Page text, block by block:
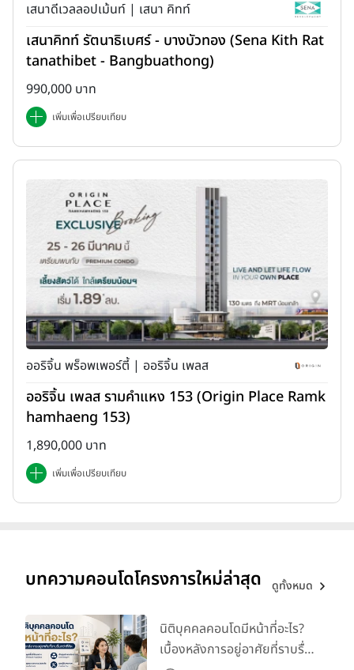
เรื่องวิวเรียกได้ว่าเป็นจุดเด่นและเป็นข้อได้เปรียบของคอนโดมากกว่าบ้าน
แน่นอน ถ้าความสุขของคุณคือการนั่งชื่นชมวิวเมือง หรือแสงไฟยาม
ค่ำคืนจากที่สูง หรือการชมวิวโค้งน้ำเจ้าพระยาสวยๆ คุณคงต้องเลือกซื้อ
คอนโดแล้วล่ะ ส่วนบ้านถ้าซื้อเป็นบ้านที่มีบริเวณพื้นที่รอบบ้านก็คงพอจะ
เนรมิตวิวสวนสีเขียวเล็กๆ ไว้ดูเล่นให้พอได้ชุ่มชื่นหัวใจได้อยู้บ้าง แต่วิว
เมืองคงไม่ใช่คำตอบสำหรับคนที่อยากอยู่บ้านค่ะ
บ้านต่อให้เป็นอาคารพาณิชย์หรือทาวน์โฮมยังไงก็มีพื้นที่ใช้งานมากกว่า
เสนาดีเวลลอปเม้นท์ | เสนา คิทท์
เสนาคิทท์ รัตนาธิเบศร์ - บางบัวทอง (Sena Kith Rat
tanathibet - Bangbuathong)
990,000 บาท
เพิ่มเพื่อเปรียบเทียบ
ออริจิ้น พร็อพเพอร์ตี้ | ออริจิ้น เพลส
ออริจิ้น เพลส รามคำแหง 153 (Origin Place Ramk
hamhaeng 153)
1,890,000 บาท
เพิ่มเพื่อเปรียบเทียบ
บทความคอนโดโครงการใหม่ล่าสุด ดูทั้งหมด
นิติบุคคลคอนโดมีหน้าที่อะไร?
เบื้องหลังการอยู่อาศัยที่ราบรื่น